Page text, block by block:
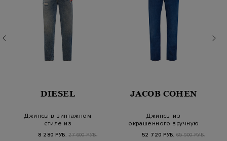
DIESEL
Джинсы в винтажном
стиле из
выбеленного денима
с проре…
8 280 РУБ. 27 600 РУБ.
JACOB COHEN
Джинсы из
окрашенного вручную
денима с
ароматической п…
52 720 РУБ. 65 900 РУБ.